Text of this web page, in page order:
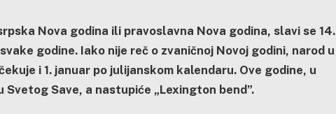
Nova godina ili pravoslavna Nova godina, slavi se 14.
godine. Iako nije reč o zvaničnoj Novoj godini, narod u
i 1. januar po julijanskom kalendaru. Ove godine, u
Save, a nastupiće „Lexington bend”.